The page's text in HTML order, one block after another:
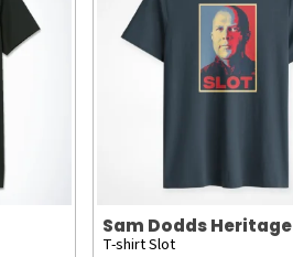
Sam Dodds Heritage
T-shirt Slot